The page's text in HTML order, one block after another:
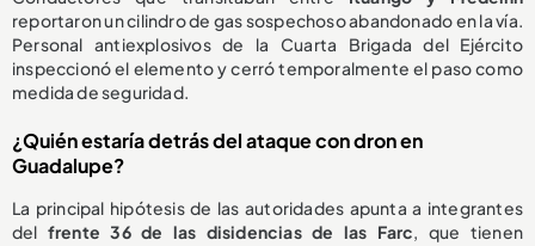
reportaron un cilindro de gas sospechoso abandonado en la vía.
Personal antiexplosivos de la Cuarta Brigada del Ejército
inspeccionó el elemento y cerró temporalmente el paso como
medida de seguridad.
¿Quién estaría detrás del ataque con dron en
Guadalupe?
La principal hipótesis de las autoridades apunta a integrantes
del frente 36 de las disidencias de las Farc, que tienen